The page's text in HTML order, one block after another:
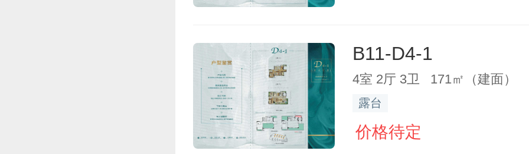
B11-D4-1
4室 2厅 3卫 171㎡（建面）
露台
价格待定